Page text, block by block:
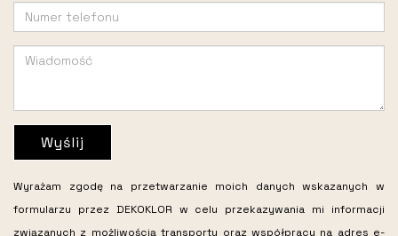
Wyślij
Wyrażam zgodę na przetwarzanie moich danych wskazanych w
formularzu przez DEKOKLOR w celu przekazywania mi informacji
związanych z możliwością transportu oraz współpracy na adres e-